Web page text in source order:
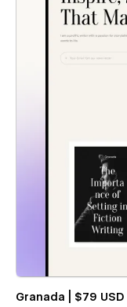
Granada | $79 USD